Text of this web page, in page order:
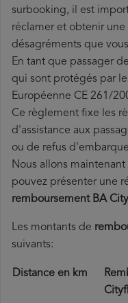
surbooking, il est
réclamer et obtenir
désagréments que
En tant que passager
qui sont protégés par
Européenne CE 261/
Ce règlement fixe les
d'assistance aux
ou de refus
Nous allons
pouvez présenter une
remboursement BA
Les montants de
suivants:
Distance en km